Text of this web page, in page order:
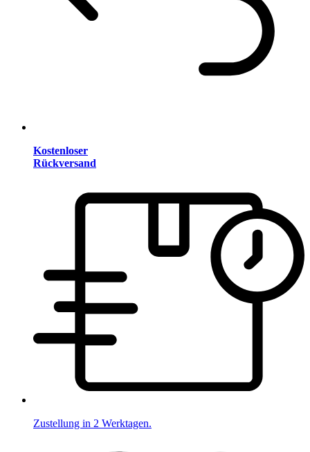
Kostenloser
Rückversand
Zustellung in 2 Werktagen.